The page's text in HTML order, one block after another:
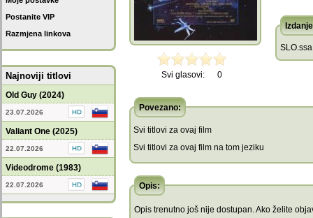
Postanite VIP
Razmjena linkova
Najnoviji titlovi
Old Guy (2024)
23.07.2026
Valiant One (2025)
22.07.2026
Videodrome (1983)
22.07.2026
Svi glasovi: 0
SLO.ssa
Povezano:
Svi titlovi za ovaj film
Svi titlovi za ovaj film na tom jeziku
Opis:
Opis trenutno još nije dostupan. Ako želite